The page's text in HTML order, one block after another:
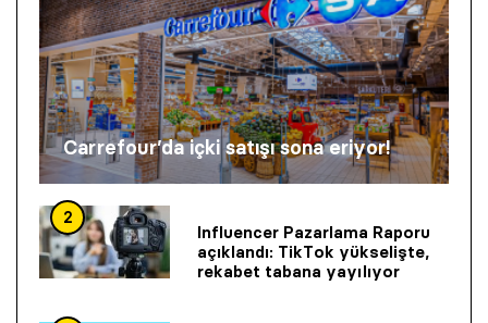
Carrefour’da içki satışı sona eriyor!
2
Influencer Pazarlama Raporu
açıklandı: TikTok yükselişte,
rekabet tabana yayılıyor